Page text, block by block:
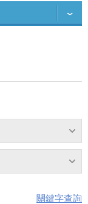
關鍵字查詢